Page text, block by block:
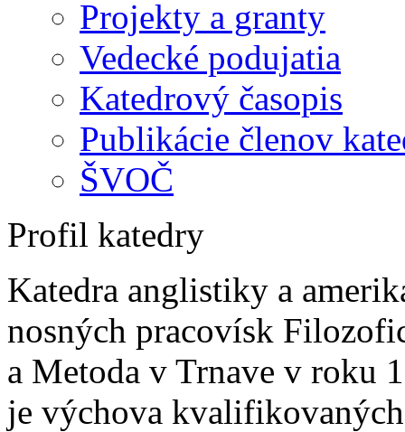
Projekty a granty
Vedecké podujatia
Katedrový časopis
Publikácie členov
ŠVOČ
Profil katedry
Katedra anglistiky a
nosných pracovísk
a Metoda v Trnave v roku
je výchova